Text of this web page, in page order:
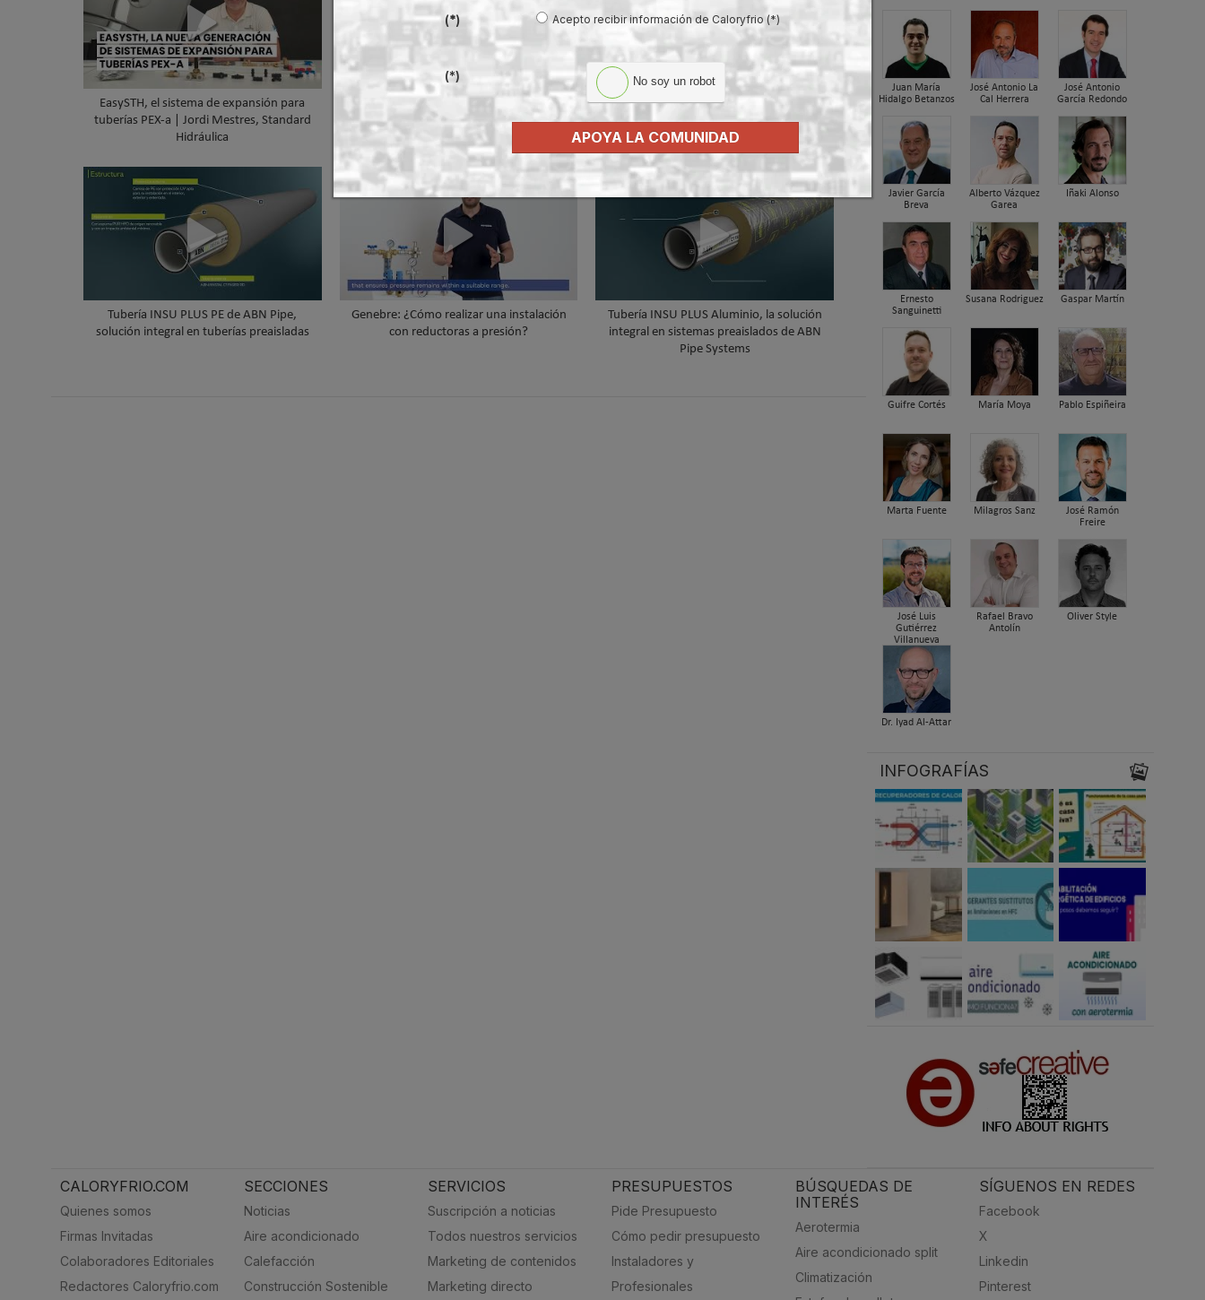
EasySTH, el sistema de expansión para
tuberías PEX-a | Jordi Mestres, Standard
Hidráulica
HYBRIZONE de ORKLI, la solución
inalámbrica para rehabilitación y
zonificación del clima en vivienda
Criterios de instalación INSU PLUS de ABN,
Guía paso a paso
Tubería INSU PLUS PE de ABN Pipe,
solución integral en tuberías preaisladas
Genebre: ¿Cómo realizar una instalación
con reductoras a presión?
Tubería INSU PLUS Aluminio, la solución
integral en sistemas preaislados de ABN
Pipe Systems
Juan María
Hidalgo Betanzos
José Antonio La
Cal Herrera
José Antonio
García Redondo
Javier García
Breva
Alberto Vázquez
Garea
Iñaki Alonso
Ernesto
Sanguinetti
Susana Rodriguez Gaspar Martín
Guifre Cortés María Moya Pablo Espiñeira
Marta Fuente Milagros Sanz
José Ramón
Freire
José Luis
Gutiérrez
Villanueva
Rafael Bravo
Antolín
Oliver Style
Dr. Iyad Al-Attar
INFOGRAFÍAS
CALORYFRIO.COM
Quienes somos
Firmas Invitadas
Colaboradores Editoriales
Redactores Caloryfrio.com
SECCIONES
Noticias
Aire acondicionado
Calefacción
Construcción Sostenible
SERVICIOS
Suscripción a noticias
Todos nuestros servicios
Marketing de contenidos
Marketing directo
PRESUPUESTOS
Pide Presupuesto
Cómo pedir presupuesto
Instaladores y
Profesionales
BÚSQUEDAS DE
INTERÉS
Aerotermia
Aire acondicionado split
Climatización
SÍGUENOS EN REDES
Facebook
X
Linkedin
Pinterest
(*) Acepto recibir información de Caloryfrio (*)
(*) No soy un robot
APOYA LA COMUNIDAD